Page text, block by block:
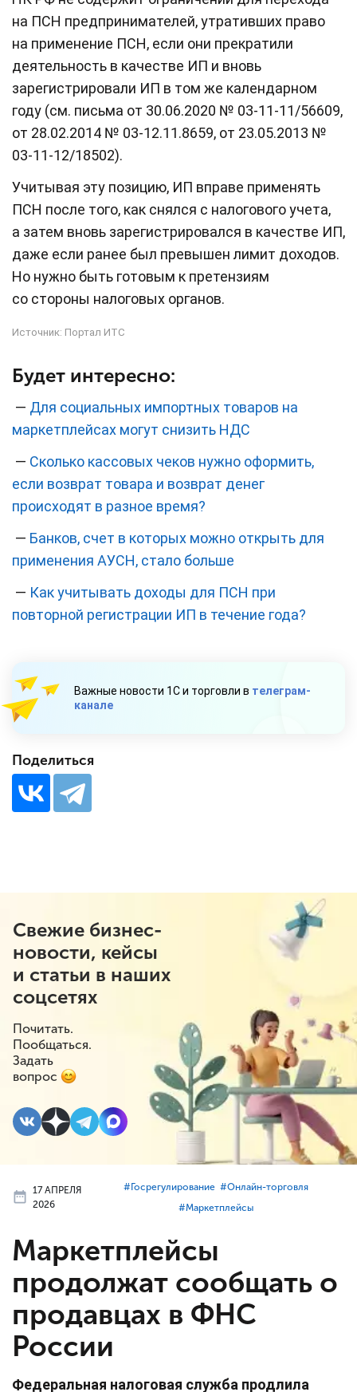
на ПСН предпринимателей, утративших право
на применение ПСН, если они прекратили
деятельность в качестве ИП и вновь
зарегистрировали ИП в том же календарном
году (см. письма от 30.06.2020 № 03-11-11/56609,
от 28.02.2014 № 03-12.11.8659, от 23.05.2013 №
03-11-12/18502).
Учитывая эту позицию, ИП вправе применять
ПСН после того, как снялся с налогового учета,
а затем вновь зарегистрировался в качестве ИП,
даже если ранее был превышен лимит доходов.
Но нужно быть готовым к претензиям
со стороны налоговых органов.
Источник: Портал ИТС
Будет интересно:
— Для социальных импортных товаров на
маркетплейсах могут снизить НДС
— Сколько кассовых чеков нужно оформить,
если возврат товара и возврат денег
происходят в разное время?
— Банков, счет в которых можно открыть для
применения АУСН, стало больше
— Как учитывать доходы для ПСН при
повторной регистрации ИП в течение года?
Важные новости 1С и торговли в телеграм-
канале
Поделиться
Свежие бизнес-
новости, кейсы
и статьи в наших
соцсетях
Почитать.
Пообщаться.
Задать
вопрос
17 АПРЕЛЯ
2026
#⁣Госрегулирование #⁣Онлайн-торговля
#⁣Маркетплейсы
Маркетплейсы
продолжат сообщать о
продавцах в ФНС
России
Федеральная налоговая служба продлила